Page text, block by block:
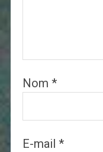
Nom *
E-mail *